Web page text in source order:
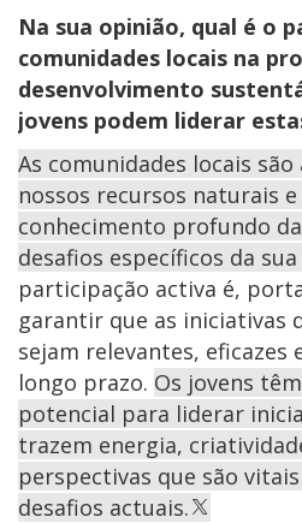
Na sua opinião, qual é o
comunidades locais na
desenvolvimento
jovens podem liderar
As comunidades locais
nossos recursos naturais
conhecimento profundo
desafios específicos da
participação activa é,
garantir que as iniciativas
sejam relevantes, eficazes
longo prazo. Os jovens
potencial para liderar
trazem energia,
perspectivas que são
desafios actuais.